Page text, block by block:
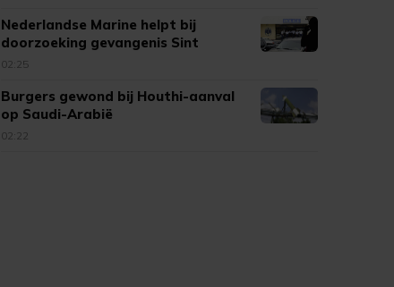
Nederlandse Marine helpt bij
doorzoeking gevangenis Sint
Maarten
02:25
Burgers gewond bij Houthi-aanval
op Saudi-Arabië
02:22